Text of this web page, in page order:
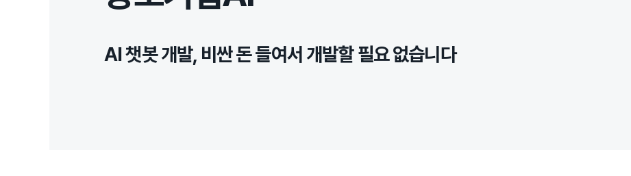
AI 챗봇 개발, 비싼 돈 들여서 개발할 필요 없습니다